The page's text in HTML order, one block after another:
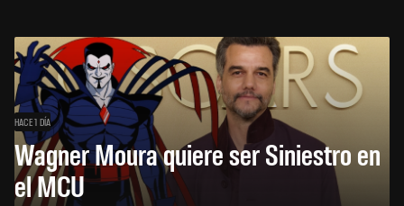
HACE 1 DÍA
Wagner Moura quiere ser Siniestro en
el MCU